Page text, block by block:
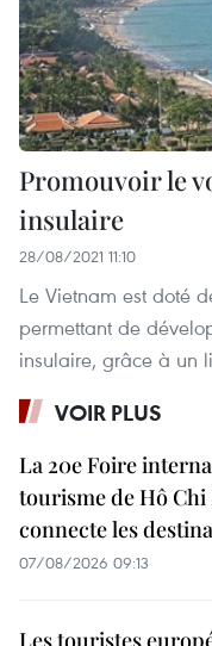
Promouvoir le
insulaire
28/08/2021 11:10
Le Vietnam est doté
permettant de
insulaire, grâce à un
VOIR PLUS
La 20e Foire
tourisme de Hô
connecte les
07/08/2026 09:13
Les touristes